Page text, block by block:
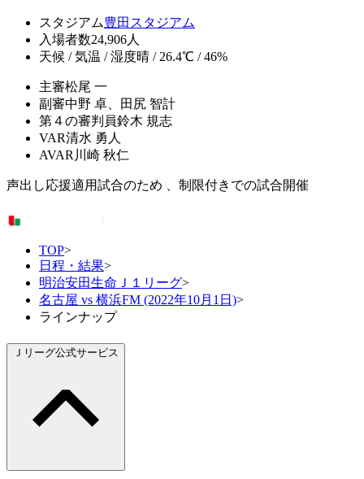
スタジアム豊田スタジアム
入場者数24,906人
天候 / 気温 / 湿度晴 / 26.4℃ / 46%
主審松尾 一
副審中野 卓、田尻 智計
第４の審判員鈴木 規志
VAR清水 勇人
AVAR 川崎 秋仁
声出し応援適用試合のため 、制限付きでの試合開催
TOP>
日程・結果>
明治安田生命Ｊ１リーグ>
名古屋 vs 横浜FM (2022年10月1日)>
ラインナップ
Ｊリーグ公式サービス